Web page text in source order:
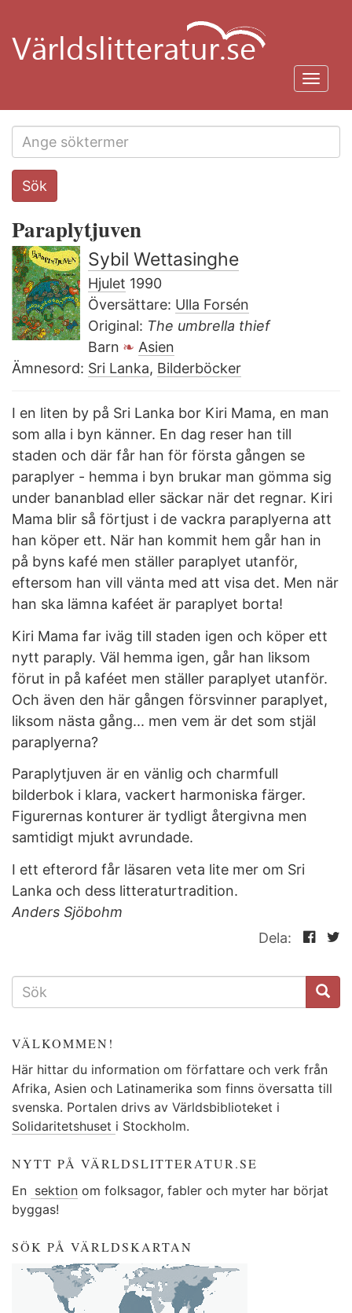
huvudinnehåll
Search
this
Sök
Paraplytjuven
Sybil Wettasinghe
Hjulet 1990
Översättare: Ulla Forsén
Original: The umbrella thief
Barn
Asien
Ämnesord: Sri Lanka, Bilderböcker
I en liten by på Sri Lanka bor Kiri Mama, en man
som alla i byn känner. En dag reser han till
staden och där får han för första gången se
paraplyer - hemma i byn brukar man gömma sig
under bananblad eller säckar när det regnar. Kiri
Mama blir så förtjust i de vackra paraplyerna att
han köper ett. När han kommit hem går han in
på byns kafé men ställer paraplyet utanför,
eftersom han vill vänta med att visa det. Men när
han ska lämna kaféet är paraplyet borta!
Kiri Mama far iväg till staden igen och köper ett
nytt paraply. Väl hemma igen, går han liksom
förut in på kaféet men ställer paraplyet utanför.
Och även den här gången försvinner paraplyet,
liksom nästa gång... men vem är det som stjäl
paraplyerna?
Paraplytjuven är en vänlig och charmfull
bilderbok i klara, vackert harmoniska färger.
Figurernas konturer är tydligt återgivna men
samtidigt mjukt avrundade.
I ett efterord får läsaren veta lite mer om Sri
Lanka och dess litteraturtradition.
Anders Sjöbohm
Dela:
SÖKFORMULÄR
VÄLKOMMEN!
Här hittar du information om författare och verk från
Afrika, Asien och Latinamerika som finns översatta till
svenska. Portalen drivs av Världsbiblioteket i
Solidaritetshuset i Stockholm.
NYTT PÅ VÄRLDSLITTERATUR.SE
En sektion om folksagor, fabler och myter har börjat
byggas!
SÖK PÅ VÄRLDSKARTAN